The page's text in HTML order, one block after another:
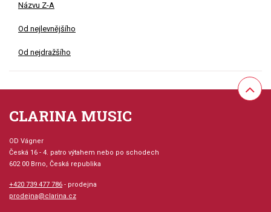
Názvu Z-A
Od nejlevnějšího
Od nejdražšího
CLARINA MUSIC
OD Vágner
Česká 16 - 4. patro výtahem nebo po schodech
602 00 Brno, Česká republika
+420 739 477 786 - prodejna
prodejna@clarina.cz